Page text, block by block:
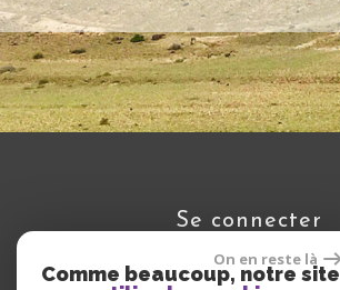
On en reste là
Comme beaucoup, notre site
se connecter